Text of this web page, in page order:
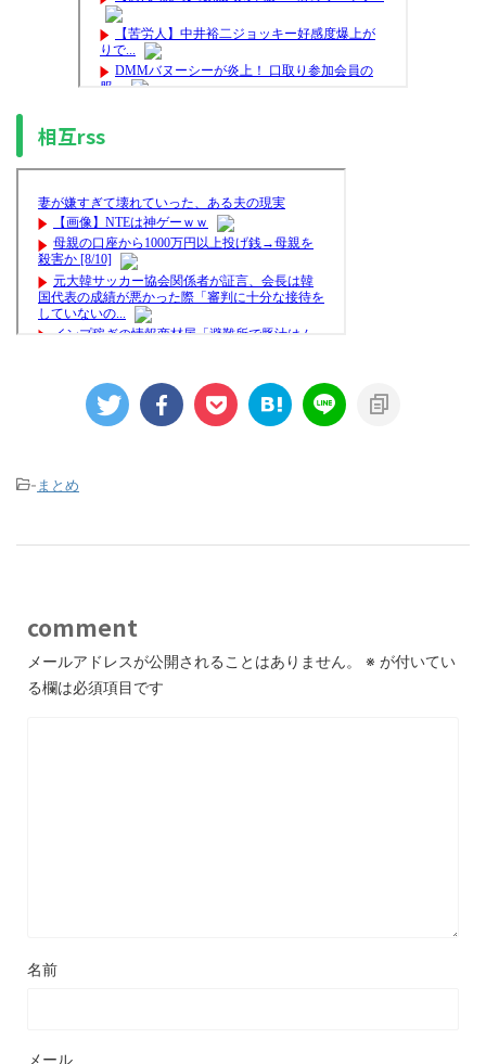
相互rss
- まとめ
comment
メールアドレスが公開されることはありません。 ※ が付いてい
る欄は必須項目です
名前
メール